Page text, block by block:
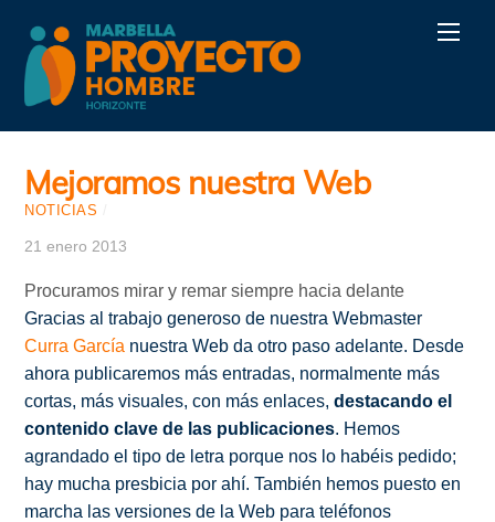
content
Mejoramos nuestra Web
NOTICIAS
21 enero 2013
Procuramos mirar y remar siempre hacia delante
Gracias al trabajo generoso de nuestra Webmaster
Curra García nuestra Web da otro paso adelante. Desde
ahora publicaremos más entradas, normalmente más
cortas, más visuales, con más enlaces,destacando el
contenido clave de las publicaciones. Hemos
agrandado el tipo de letra porque nos lo habéis pedido;
hay mucha presbicia por ahí. También hemos puesto en
marcha las versiones de la Web para teléfonos